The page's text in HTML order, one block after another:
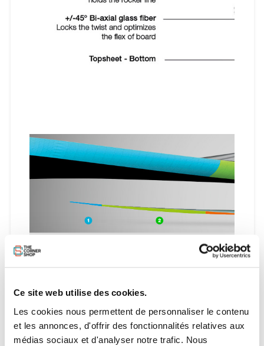
Ce site web utilise des cookies.
Les cookies nous permettent de personnaliser le contenu
et les annonces, d'offrir des fonctionnalités relatives aux
médias sociaux et d'analyser notre trafic. Nous